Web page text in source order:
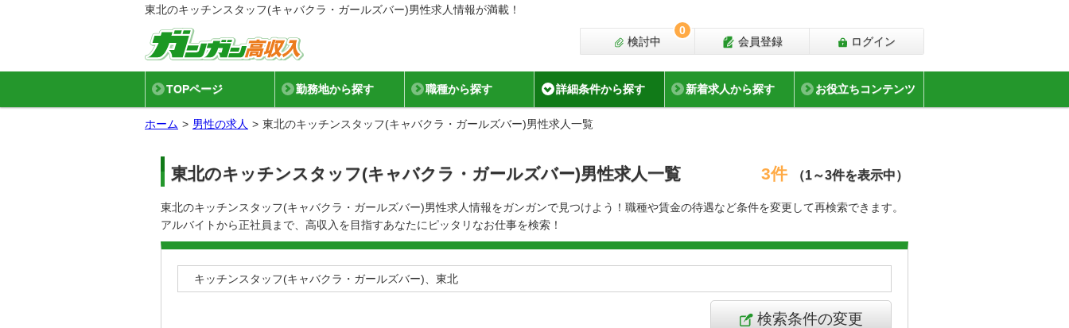
東北のキッチンスタッフ(キャバクラ・ガールズバー)男性求人情報が満載！
ログイン
会員登録
検討中
0
TOPページ 勤務地から探す 職種から探す 詳細条件から探す 新着求人から探す お役立ちコンテンツ
ホーム 男性の求人 東北のキッチンスタッフ(キャバクラ・ガールズバー)男性求人一覧
東北のキッチンスタッフ(キャバクラ・ガールズバー)男性求人一覧 3件 （1～3件を表示中）
東北のキッチンスタッフ(キャバクラ・ガールズバー)男性求人情報をガンガンで見つけよう！職種や賃金の待遇など条件を変更して再検索できます。
アルバイトから正社員まで、高収入を目指すあなたにピッタリなお仕事を検索！
キッチンスタッフ(キャバクラ・ガールズバー)、東北
検索条件の変更